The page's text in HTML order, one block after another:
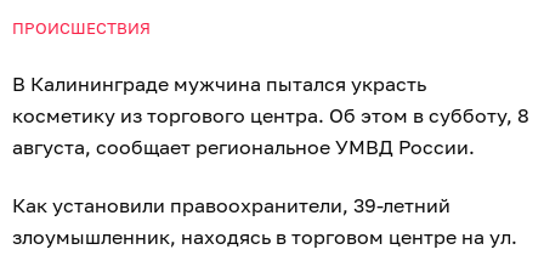
ПРОИСШЕСТВИЯ
В Калининграде мужчина пытался украсть
косметику из торгового центра. Об этом в субботу, 8
августа, сообщает региональное УМВД России.
Как установили правоохранители, 39-летний
злоумышленник, находясь в торговом центре на ул.